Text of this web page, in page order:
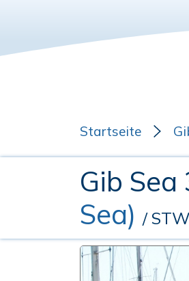
Startseite
Gib Sea
Sea) /